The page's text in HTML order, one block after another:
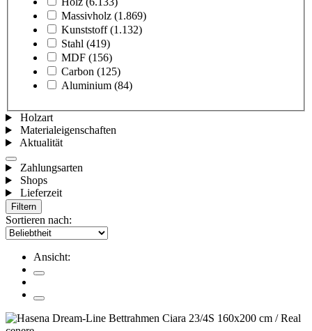
Massivholz (1.869)
Kunststoff (1.132)
Stahl (419)
MDF (156)
Carbon (125)
Aluminium (84)
Holzart
Materialeigenschaften
Aktualität
Zahlungsarten
Shops
Lieferzeit
Filtern
Sortieren nach:
Ansicht: